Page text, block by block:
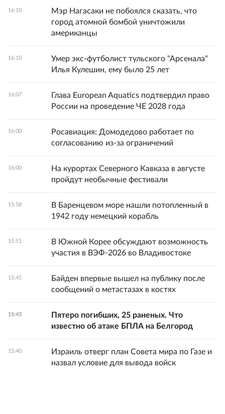
16:10
Мэр Нагасаки не побоялся сказать, что
город атомной бомбой уничтожили
американцы
16:10
Умер экс-футболист тульского "Арсенала"
Илья Кулешин, ему было 25 лет
16:07
Глава European Aquatics подтвердил право
России на проведение ЧЕ 2028 года
16:00
Росавиация: Домодедово работает по
согласованию из-за ограничений
16:00
На курортах Северного Кавказа в августе
пройдут необычные фестивали
15:58
В Баренцевом море нашли потопленный в
1942 году немецкий корабль
15:51
В Южной Корее обсуждают возможность
участия в ВЭФ-2026 во Владивостоке
15:45
Байден впервые вышел на публику после
сообщений о метастазах в костях
15:43
Пятеро погибших, 25 раненых. Что
известно об атаке БПЛА на Белгород
15:40
Израиль отверг план Совета мира по Газе и
назвал условие для вывода войск